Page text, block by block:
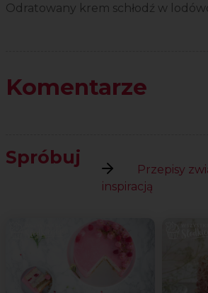
Odratowany krem schłodź w
Komentarze
Spróbuj
Przepisy
inspiracją